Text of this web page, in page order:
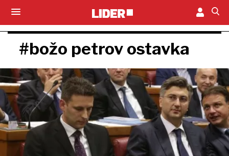
#božo petrov ostavka